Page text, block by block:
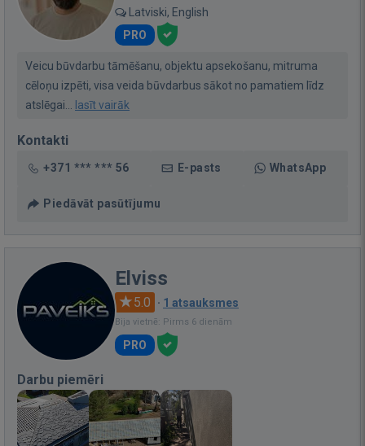
Latviski, English
PRO
Veicu būvdarbu tāmēšanu, objektu apsekošanu, mitruma
cēloņu izpēti, visa veida būvdarbus sākot no pamatiem līdz
atslēgai... lasīt vairāk
Kontakti
+371 *** *** 56 E-pasts WhatsApp
Piedāvāt pasūtījumu
Elviss
5.0 · 1 atsauksmes
Bija vietnē: Pirms 6 dienām
PRO
Darbu piemēri